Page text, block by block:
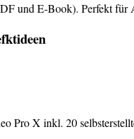
E-Book). Perfekt für
Pro X inkl. 20